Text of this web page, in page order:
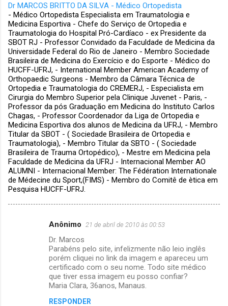
Dr MARCOS BRITTO DA SILVA - Médico Ortopedista
- Médico Ortopedista Especialista em Traumatologia e
Medicina Esportiva - Chefe do Serviço de Ortopedia e
Traumatologia do Hospital Pró-Cardíaco - ex Presidente da
SBOT RJ - Professor Convidado da Faculdade de Medicina da
Universidade Federal do Rio de Janeiro - Membro Sociedade
Brasileira de Medicina do Exercício e do Esporte - Médico do
HUCFF-UFRJ, - International Member American Academy of
Orthopaedic Surgeons - Membro da Câmara Técnica de
Ortopedia e Traumatologia do CREMERJ, - Especialista em
Cirurgia do Membro Superior pela Clinique Juvenet - Paris, -
Professor da pós Graduação em Medicina do Instituto Carlos
Chagas, - Professor Coordenador da Liga de Ortopedia e
Medicina Esportiva dos alunos de Medicina da UFRJ, - Membro
Titular da SBOT - ( Sociedade Brasileira de Ortopedia e
Traumatologia), - Membro Titular da SBTO - ( Sociedade
Brasileira de Trauma Ortopédico), - Mestre em Medicina pela
Faculdade de Medicina da UFRJ - Internacional Member AO
ALUMNI - Internacional Member: The Fédération Internationale
de Médecine du Sport,(FIMS) - Membro do Comitê de ètica em
Pesquisa HUCFF-UFRJ.
Anônimo 21 de abril de 2010 às 00:53
Dr. Marcos
Parabéns pelo site, infelizmente não leio inglês
porém cliquei no link da imagem e apareceu um
certificado com o seu nome. Todo site médico
que tiver essa imagem eu posso confiar?
Maria Clara, 36anos, Manaus.
RESPONDER